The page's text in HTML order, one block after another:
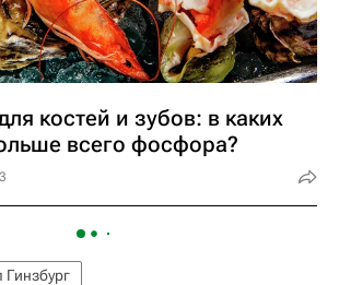
костей и зубов: в каких
всего фосфора?